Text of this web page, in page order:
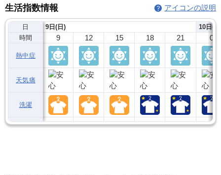
生活指数情報 アイコンの説明
日
時間
熱中症
天気痛
洗濯
9日(日)
9 12 15 18 21
10日(
0